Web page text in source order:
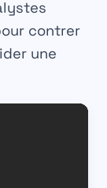
contrer
une